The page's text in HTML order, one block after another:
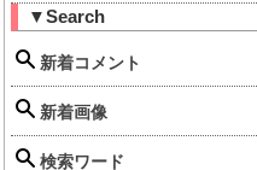
▼Search
新着コメント
新着画像
検索ワード